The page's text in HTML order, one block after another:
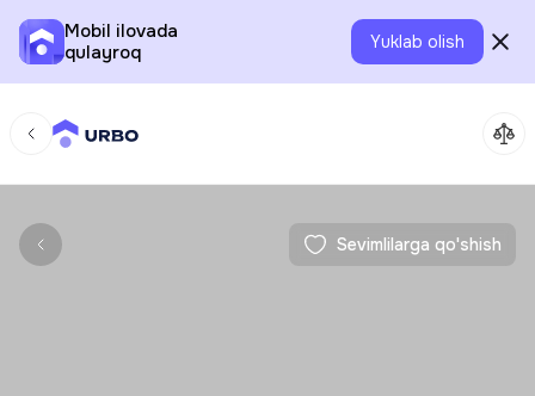
Mobil ilovada
qulayroq
Yuklab olish
Sevimlilarga qo'shish